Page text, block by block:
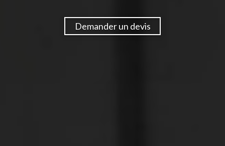
Demander un devis